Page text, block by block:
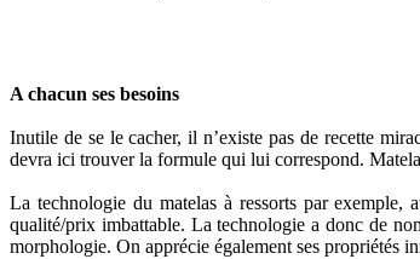
A chacun ses besoins
Inutile de se le cacher, il n’existe pas de recette
devra ici trouver la formule qui lui correspond.
La technologie du matelas à ressorts par exemple,
qualité/prix imbattable. La technologie a donc de
morphologie. On apprécie également ses propriétés